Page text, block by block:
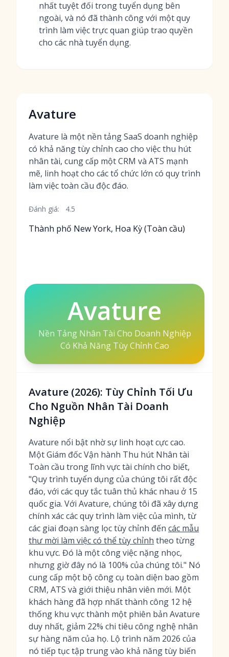
nhất tuyệt đối trong tuyển dụng bên
ngoài, và nó đã thành công với một quy
trình làm việc trực quan giúp trao quyền
cho các nhà tuyển dụng.
Avature
Avature là một nền tảng SaaS doanh nghiệp
có khả năng tùy chỉnh cao cho việc thu hút
nhân tài, cung cấp một CRM và ATS mạnh
mẽ, linh hoạt cho các tổ chức lớn có quy trình
làm việc toàn cầu độc đáo.
Đánh giá: 4.5
Thành phố New York, Hoa Kỳ (Toàn cầu)
Avature
Nền Tảng Nhân Tài Cho Doanh Nghiệp
Có Khả Năng Tùy Chỉnh Cao
Avature (2026): Tùy Chỉnh Tối Ưu
Cho Nguồn Nhân Tài Doanh
Nghiệp
Avature nổi bật nhờ sự linh hoạt cực cao.
Một Giám đốc Vận hành Thu hút Nhân tài
Toàn cầu trong lĩnh vực tài chính cho biết,
"Quy trình tuyển dụng của chúng tôi rất độc
đáo, với các quy tắc tuân thủ khác nhau ở 15
quốc gia. Với Avature, chúng tôi đã xây dựng
chính xác các quy trình làm việc của mình, từ
các giai đoạn sàng lọc tùy chỉnh đến các mẫu
thư mời làm việc có thể tùy chỉnh theo từng
khu vực. Đó là một công việc nặng nhọc,
nhưng giờ đây nó là 100% của chúng tôi." Nó
cung cấp một bộ công cụ toàn diện bao gồm
CRM, ATS và giới thiệu nhân viên mới. Một
khách hàng đã hợp nhất thành công 12 hệ
thống khu vực thành một phiên bản Avature
duy nhất, giảm 22% chi tiêu công nghệ nhân
sự hàng năm của họ. Lộ trình năm 2026 của
nó tiếp tục tập trung vào khả năng tùy biến